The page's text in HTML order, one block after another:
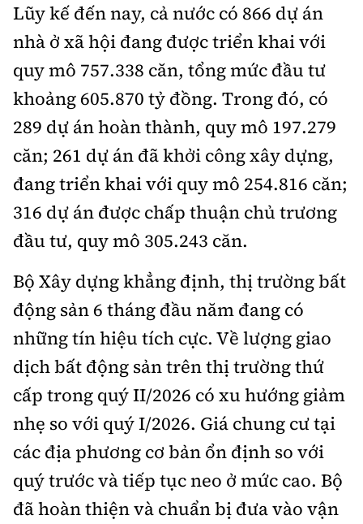
Lũy kế đến nay, cả nước có 866 dự án
nhà ở xã hội đang được triển khai với
quy mô 757.338 căn, tổng mức đầu tư
khoảng 605.870 tỷ đồng. Trong đó, có
289 dự án hoàn thành, quy mô 197.279
căn; 261 dự án đã khởi công xây dựng,
đang triển khai với quy mô 254.816 căn;
316 dự án được chấp thuận chủ trương
đầu tư, quy mô 305.243 căn.
Bộ Xây dựng khẳng định, thị trường bất
động sản 6 tháng đầu năm đang có
những tín hiệu tích cực. Về lượng giao
dịch bất động sản trên thị trường thứ
cấp trong quý II/2026 có xu hướng giảm
nhẹ so với quý I/2026. Giá chung cư tại
các địa phương cơ bản ổn định so với
quý trước và tiếp tục neo ở mức cao. Bộ
đã hoàn thiện và chuẩn bị đưa vào vận